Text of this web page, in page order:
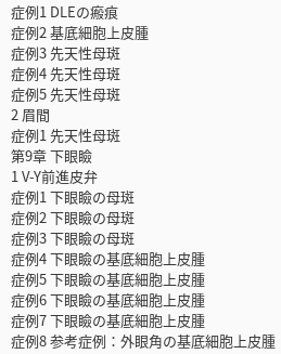
症例1 DLEの瘢痕
症例2 基底細胞上皮腫
症例3 先天性母斑
症例4 先天性母斑
症例5 先天性母斑
2 眉間
症例1 先天性母斑
第9章 下眼瞼
1 V-Y前進皮弁
症例1 下眼瞼の母斑
症例2 下眼瞼の母斑
症例3 下眼瞼の母斑
症例4 下眼瞼の基底細胞上皮腫
症例5 下眼瞼の基底細胞上皮腫
症例6 下眼瞼の基底細胞上皮腫
症例7 下眼瞼の基底細胞上皮腫
症例8 参考症例：外眼角の基底細胞上皮腫